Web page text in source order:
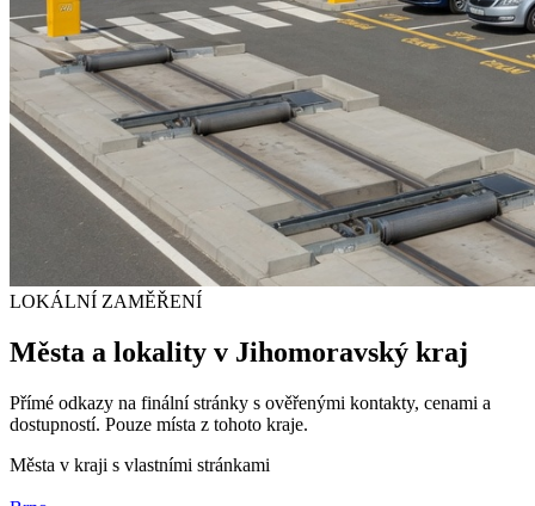
LOKÁLNÍ ZAMĚŘENÍ
Města a lokality v Jihomoravský kraj
Přímé odkazy na finální stránky s ověřenými kontakty, cenami a
dostupností. Pouze místa z tohoto kraje.
Města v kraji s vlastními stránkami